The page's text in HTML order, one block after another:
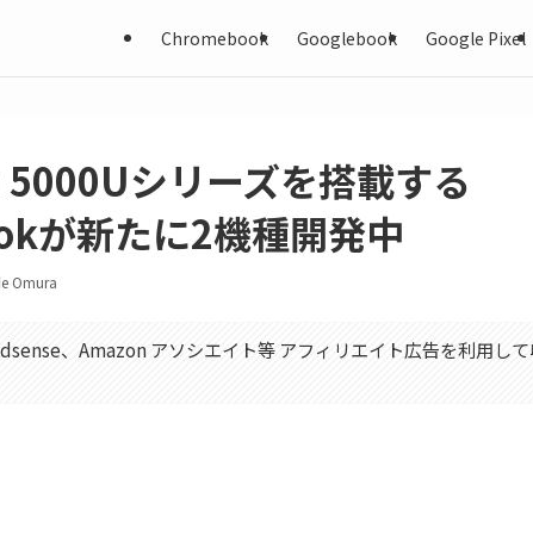
Chromebook Googlebook Google Pixel
シリーズを搭載する
が新たに2機種開発中
Omura
、Amazon アソシエイト等 アフィリエイト広告を利用し